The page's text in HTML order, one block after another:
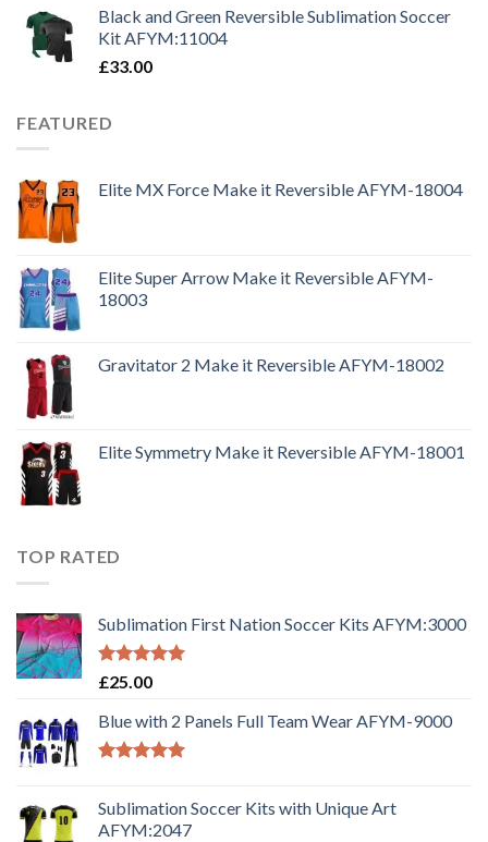
Black and Green Reversible Sublimation Soccer
Kit AFYM:11004
£33.00
FEATURED
Elite MX Force Make it Reversible AFYM-18004
Elite Super Arrow Make it Reversible AFYM-
18003
Gravitator 2 Make it Reversible AFYM-18002
Elite Symmetry Make it Reversible AFYM-18001
TOP RATED
Sublimation First Nation Soccer Kits AFYM:3000
Rated5.00
£25.00
Blue with 2 Panels Full Team Wear AFYM-9000
Sublimation Soccer Kits with Unique Art
AFYM:2047